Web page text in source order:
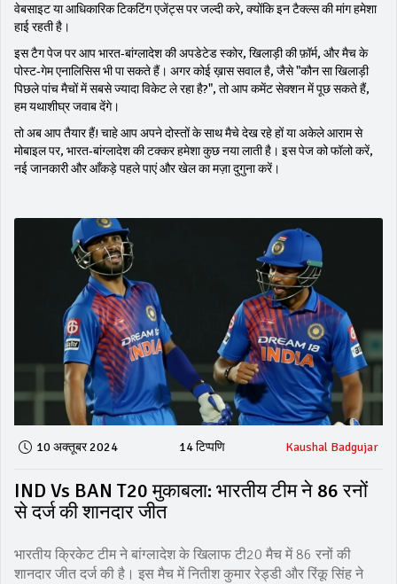
वेबसाइट या आधिकारिक टिकटिंग एजेंट्स पर जल्दी करे, क्योंकि इन टैक्ल्स की मांग हमेशा
हाई रहती है।
इस टैग पेज पर आप भारत‑बांग्लादेश की अपडेटेड स्कोर, खिलाड़ी की फ़ॉर्म, और मैच के
पोस्ट‑गेम एनालिसिस भी पा सकते हैं। अगर कोई ख़ास सवाल है, जैसे "कौन सा खिलाड़ी
पिछले पांच मैचों में सबसे ज्यादा विकेट ले रहा है?", तो आप कमेंट सेक्शन में पूछ सकते हैं,
हम यथाशीघ्र जवाब देंगे।
तो अब आप तैयार हैं! चाहे आप अपने दोस्तों के साथ मैचे देख रहे हों या अकेले आराम से
मोबाइल पर, भारत‑बांग्लादेश की टक्कर हमेशा कुछ नया लाती है। इस पेज को फॉलो करें,
नई जानकारी और आँकड़े पहले पाएं और खेल का मज़ा दुगुना करें।
10 अक्तूबर 2024 14 टिप्पणि Kaushal Badgujar
IND Vs BAN T20 मुकाबला: भारतीय टीम ने 86 रनों
से दर्ज की शानदार जीत
भारतीय क्रिकेट टीम ने बांग्लादेश के खिलाफ टी20 मैच में 86 रनों की
शानदार जीत दर्ज की है। इस मैच में नितीश कुमार रेड्डी और रिंकू सिंह ने